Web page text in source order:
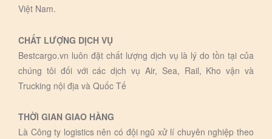
Việt Nam.
CHẤT LƯỢNG DỊCH VỤ
Bestcargo.vn luôn đặt chất lượng dịch vụ là lý do tồn tại của
chúng tôi đối với các dịch vụ Air, Sea, Rail, Kho vận và
Trucking nội địa và Quốc Tế
THỜI GIAN GIAO HÀNG
Là Công ty logistics nên có đội ngũ xử lí chuyên nghiệp theo